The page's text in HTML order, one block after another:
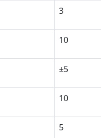
3
10
±5
10
5